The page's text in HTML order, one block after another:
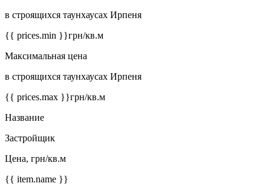
в строящихся таунхаусах Ирпеня
{{ prices.min }}грн/кв.м
Максимальная цена
в строящихся таунхаусах Ирпеня
{{ prices.max }}грн/кв.м
Название
Застройщик
Цена, грн/кв.м
{{ item.name }}